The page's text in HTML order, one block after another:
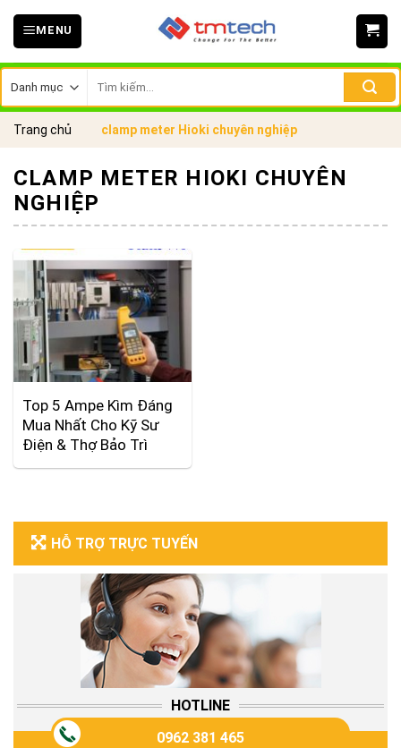
Skip
MENU
kiếm:
Trang chủ clamp meter Hioki chuyên nghiệp
HỖ TRỢ TRỰC TUYẾN
HOTLINE
0962 381 465
CLAMP METER HIOKI CHUYÊN
NGHIỆP
Top 5 Ampe Kìm Đáng
Mua Nhất Cho Kỹ Sư
Điện & Thợ Bảo Trì